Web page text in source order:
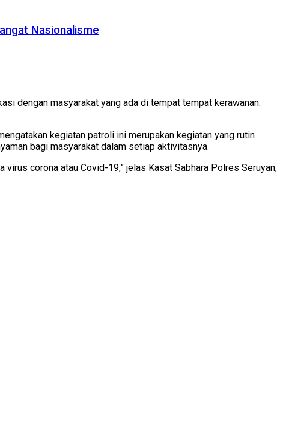
Nasionalisme
dengan masyarakat yang ada di tempat tempat kerawanan.
kegiatan patroli ini merupakan kegiatan yang rutin
bagi masyarakat dalam setiap aktivitasnya.
corona atau Covid-19,” jelas Kasat Sabhara Polres Seruyan,